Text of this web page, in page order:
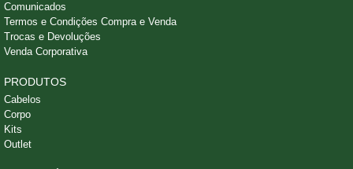
Comunicados
Termos e Condições Compra e Venda
Trocas e Devoluções
Venda Corporativa
PRODUTOS
Cabelos
Corpo
Kits
Outlet